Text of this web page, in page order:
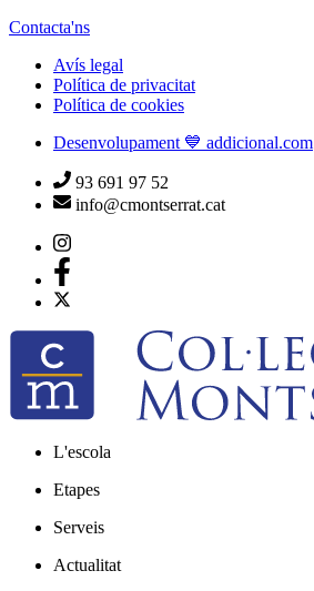
Contacta'ns
Avís legal
Política de privacitat
Política de cookies
Desenvolupament 💙 addicional.com
93 691 97 52
info@cmontserrat.cat
L'escola
Etapes
Serveis
Actualitat